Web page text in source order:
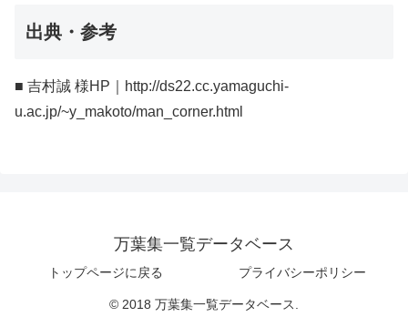
出典・参考
■ 吉村誠 様HP｜http://ds22.cc.yamaguchi-
u.ac.jp/~y_makoto/man_corner.html
万葉集一覧データベース
トップページに戻る プライバシーポリシー
© 2018 万葉集一覧データベース.